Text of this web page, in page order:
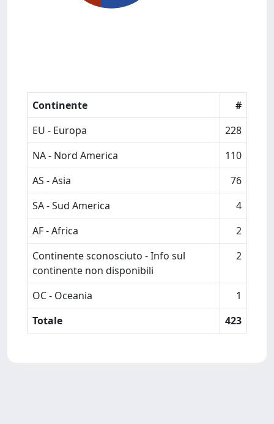
Continente
#
EU - Europa
228
NA - Nord America
110
AS - Asia
76
SA - Sud America
4
AF - Africa
2
Continente sconosciuto - Info sul
continente non disponibili
2
OC - Oceania
1
Totale
423